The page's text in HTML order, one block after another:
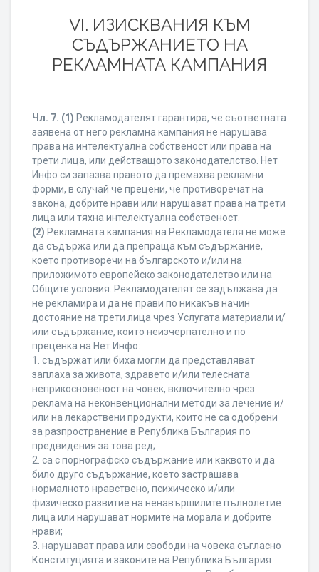
VI. ИЗИСКВАНИЯ КЪМ
СЪДЪРЖАНИЕТО НА
РЕКЛАМНАТА КАМПАНИЯ
Чл. 7. (1) Рекламодателят гарантира, че съответната
заявена от него рекламна кампания не нарушава
права на интелектуална собственост или права на
трети лица, или действащото законодателство. Нет
Инфо си запазва правото да премахва рекламни
форми, в случай че прецени, че противоречат на
закона, добрите нрави или нарушават права на трети
лица или тяхна интелектуална собственост.
(2) Рекламната кампания на Рекламодателя не може
да съдържа или да препраща към съдържание,
което противоречи на българското и/или на
приложимото европейско законодателство или на
Общите условия. Рекламодателят се задължава да
не рекламира и да не прави по никакъв начин
достояние на трети лица чрез Услугата материали и/
или съдържание, които неизчерпателно и по
преценка на Нет Инфо:
1. съдържат или биха могли да представляват
заплаха за живота, здравето и/или телесната
неприкосновеност на човек, включително чрез
реклама на неконвенционални методи за лечение и/
или на лекарствени продукти, които не са одобрени
за разпространение в Република България по
предвидения за това ред;
2. са с порнографско съдържание или каквото и да
било друго съдържание, което застрашава
нормалното нравствено, психическо и/или
физическо развитие на ненавършилите пълнолетие
лица или нарушават нормите на морала и добрите
нрави;
3. нарушават права или свободи на човека съгласно
Конституцията и законите на Република България